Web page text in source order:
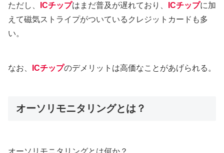
ただし、 ICチップはまだ普及が遅れており、 ICチップに加
えて磁気ストライプがついているクレジットカードも多
い。
なお、 ICチップのデメリットは高価なことがあげられる。
オーソリモニタリングとは？
オーソリモニタリングとは何か？